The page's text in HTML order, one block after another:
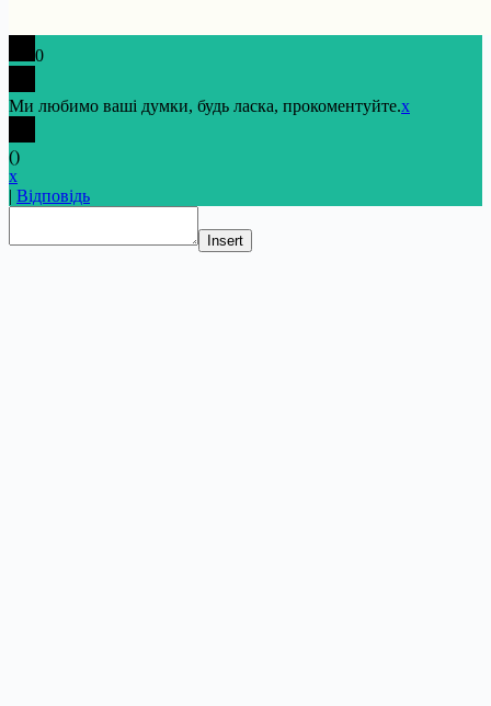
0
Ми любимо ваші думки, будь ласка, прокоментуйте.x
()
x
| Відповідь
Insert